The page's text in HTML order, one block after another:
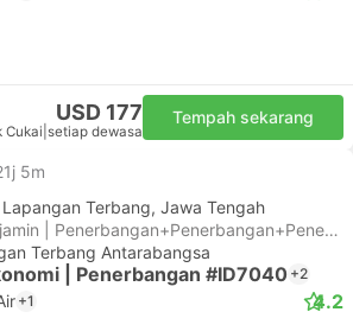
USD 177
Cukai setiap dewasa
Tempah sekarang
5m
Terbang, Jawa Tengah
Sambungan tidak dijamin | Penerbangan+Penerbangan+Penerbangan
Terbang Antarabangsa
| Penerbangan #ID7040 +2
+1 4.2